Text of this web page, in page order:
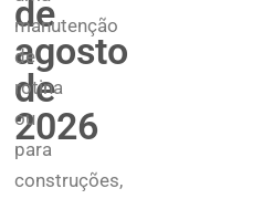
de
agosto
de
2026
manutenção
de
rotina
ou
para
construções,